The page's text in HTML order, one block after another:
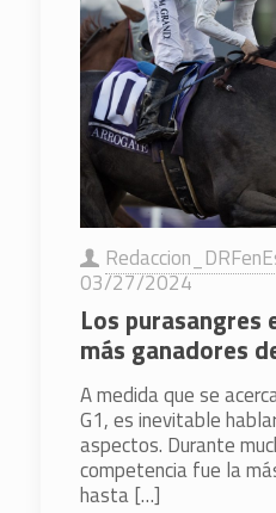
03/27/2024
Los purasangres
más ganadores
A medida que se
G1, es inevitable
aspectos. Durante
competencia fue la
hasta[…]